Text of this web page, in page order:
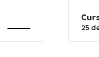
25